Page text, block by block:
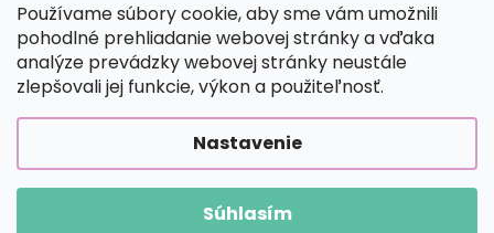
Používame súbory cookie, aby sme vám umožnili
pohodlné prehliadanie webovej stránky a vďaka
analýze prevádzky webovej stránky neustále
zlepšovali jej funkcie, výkon a použiteľnosť.
Nastavenie
Súhlasím
SPOĽAHLIVÉ MOŽNOSTI DOPRAVY
BEZPEČNÉ MOŽNOSTI PLATBY
Vymalujsisam.sk. Všetky práva vyhradené.